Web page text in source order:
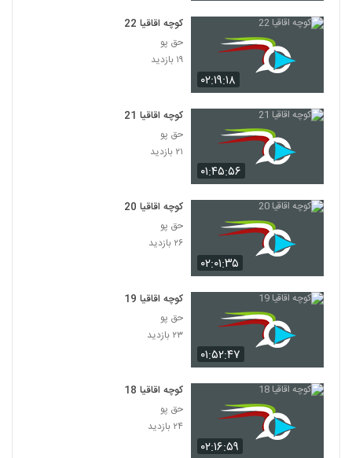
۰۲:۱۹:۱۸
کوچه اقاقیا 22
حق پو
۱۹ بازدید
۰۱:۴۵:۵۶
کوچه اقاقیا 21
حق پو
۲۱ بازدید
۰۲:۰۱:۳۵
کوچه اقاقیا 20
حق پو
۲۶ بازدید
۰۱:۵۲:۴۷
کوچه اقاقیا 19
حق پو
۲۳ بازدید
۰۲:۱۶:۵۹
کوچه اقاقیا 18
حق پو
۲۴ بازدید